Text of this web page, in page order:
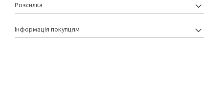
Розсилка
Інформація покупцям